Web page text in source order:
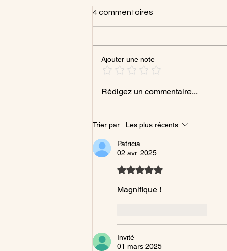
4 commentaires
Ajouter une note
Rédigez un commentaire...
Trier par : Les plus récents
Patricia
02 avr. 2025
Noté 5 étoiles sur 5.
Magnifique !
Invité
01 mars 2025